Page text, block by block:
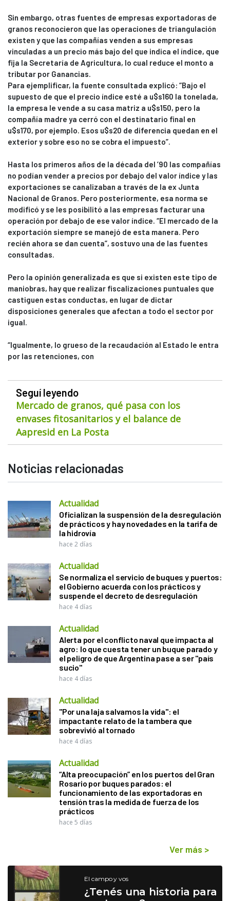
Sin embargo, otras fuentes de empresas exportadoras de
granos reconocieron que las operaciones de triangulación
existen y que las compañías venden a sus empresas
vinculadas a un precio más bajo del que indica el índice, que
fija la Secretaría de Agricultura, lo cual reduce el monto a
tributar por Ganancias.
Para ejemplificar, la fuente consultada explicó: “Bajo el
supuesto de que el precio índice esté a u$s160 la tonelada,
la empresa le vende a su casa matriz a u$s150, pero la
compañía madre ya cerró con el destinatario final en
u$s170, por ejemplo. Esos u$s20 de diferencia quedan en el
exterior y sobre eso no se cobra el impuesto”.
Hasta los primeros años de la década del ’90 las compañías
no podían vender a precios por debajo del valor índice y las
exportaciones se canalizaban a través de la ex Junta
Nacional de Granos. Pero posteriormente, esa norma se
modificó y se les posibilitó a las empresas facturar una
operación por debajo de ese valor índice. “El mercado de la
exportación siempre se manejó de esta manera. Pero
recién ahora se dan cuenta”, sostuvo una de las fuentes
consultadas.
Pero la opinión generalizada es que si existen este tipo de
maniobras, hay que realizar fiscalizaciones puntuales que
castiguen estas conductas, en lugar de dictar
disposiciones generales que afectan a todo el sector por
igual.
“Igualmente, lo grueso de la recaudación al Estado le entra
por las retenciones, con
Seguí leyendo
Mercado de granos, qué pasa con los
envases fitosanitarios y el balance de
Aapresid en La Posta
Noticias relacionadas
Actualidad
Oficializan la suspensión de la desregulación
de prácticos y hay novedades en la tarifa de
la hidrovía
hace 2 días
Actualidad
Se normaliza el servicio de buques y puertos:
el Gobierno acuerda con los prácticos y
suspende el decreto de desregulación
hace 4 días
Actualidad
Alerta por el conflicto naval que impacta al
agro: lo que cuesta tener un buque parado y
el peligro de que Argentina pase a ser "país
sucio"
hace 4 días
Actualidad
"Por una laja salvamos la vida": el
impactante relato de la tambera que
sobrevivió al tornado
hace 4 días
Actualidad
“Alta preocupación” en los puertos del Gran
Rosario por buques parados: el
funcionamiento de las exportadoras en
tensión tras la medida de fuerza de los
prácticos
hace 5 días
Ver más >
El campo y vos
¿Tenés una historia para